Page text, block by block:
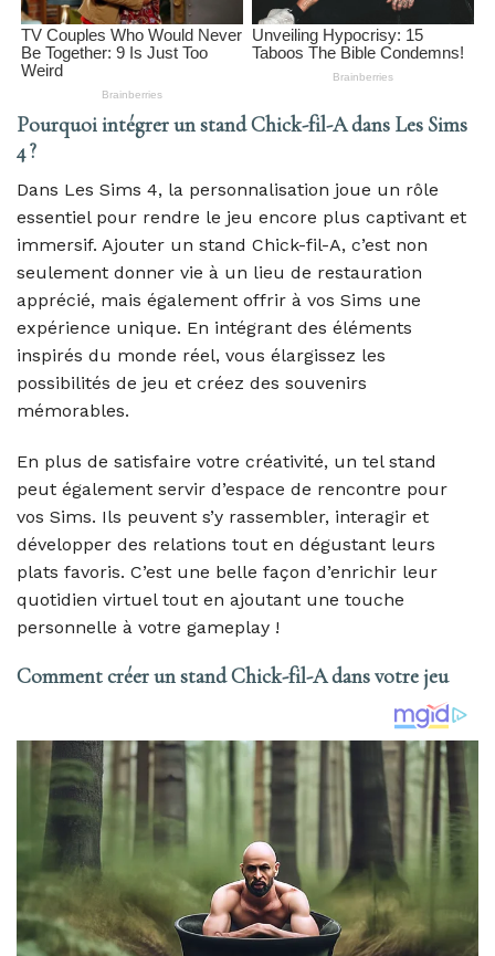
Pourquoi intégrer un stand Chick-fil-A dans Les Sims
4 ?
Dans Les Sims 4, la personnalisation joue un rôle
essentiel pour rendre le jeu encore plus captivant et
immersif. Ajouter un stand Chick-fil-A, c’est non
seulement donner vie à un lieu de restauration
apprécié, mais également offrir à vos Sims une
expérience unique. En intégrant des éléments
inspirés du monde réel, vous élargissez les
possibilités de jeu et créez des souvenirs
mémorables.
En plus de satisfaire votre créativité, un tel stand
peut également servir d’espace de rencontre pour
vos Sims. Ils peuvent s’y rassembler, interagir et
développer des relations tout en dégustant leurs
plats favoris. C’est une belle façon d’enrichir leur
quotidien virtuel tout en ajoutant une touche
personnelle à votre gameplay !
Comment créer un stand Chick-fil-A dans votre jeu